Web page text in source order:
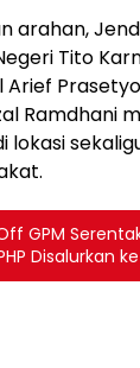
arahan,
Tito
Arief
Ramdhani
lokasi
GPM
Disalurkan